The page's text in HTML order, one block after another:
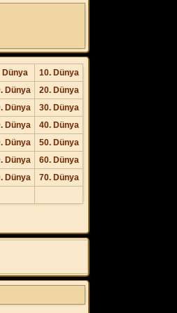
Dünya
10. Dünya
Dünya
20. Dünya
Dünya
30. Dünya
Dünya
40. Dünya
Dünya
50. Dünya
Dünya
60. Dünya
Dünya
70. Dünya